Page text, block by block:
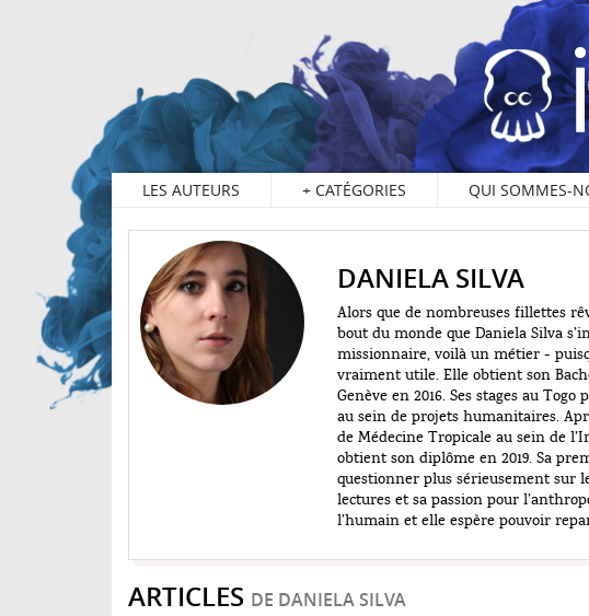
LES AUTEURS + CATÉGORIES QUI SOMMES-
DANIELA SILVA
Alors que de nombreuses fillettes
bout du monde que Daniela Silva
missionnaire, voilà un métier -
vraiment utile. Elle obtient son
Genève en 2016. Ses stages au
au sein de projets humanitaires.
de Médecine Tropicale au sein de
obtient son diplôme en 2019. Sa
questionner plus sérieusement sur
lectures et sa passion pour
l’humain et elle espère pouvoir
ARTICLES DE DANIELA SILVA